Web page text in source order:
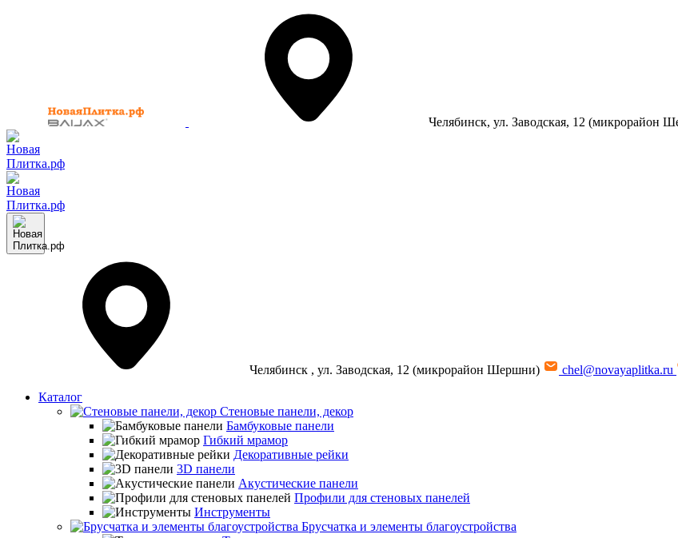
Челябинск, ул. Заводская, 12 (микрорайон
Челябинск , ул. Заводская, 12 (микрорайон Шершни) chel@novayaplitka.ru
Каталог
Стеновые панели, декор
Бамбуковые панели
Гибкий мрамор
Декоративные рейки
3D панели
Акустические панели
Профили для стеновых панелей
Инструменты
Брусчатка и элементы благоустройства